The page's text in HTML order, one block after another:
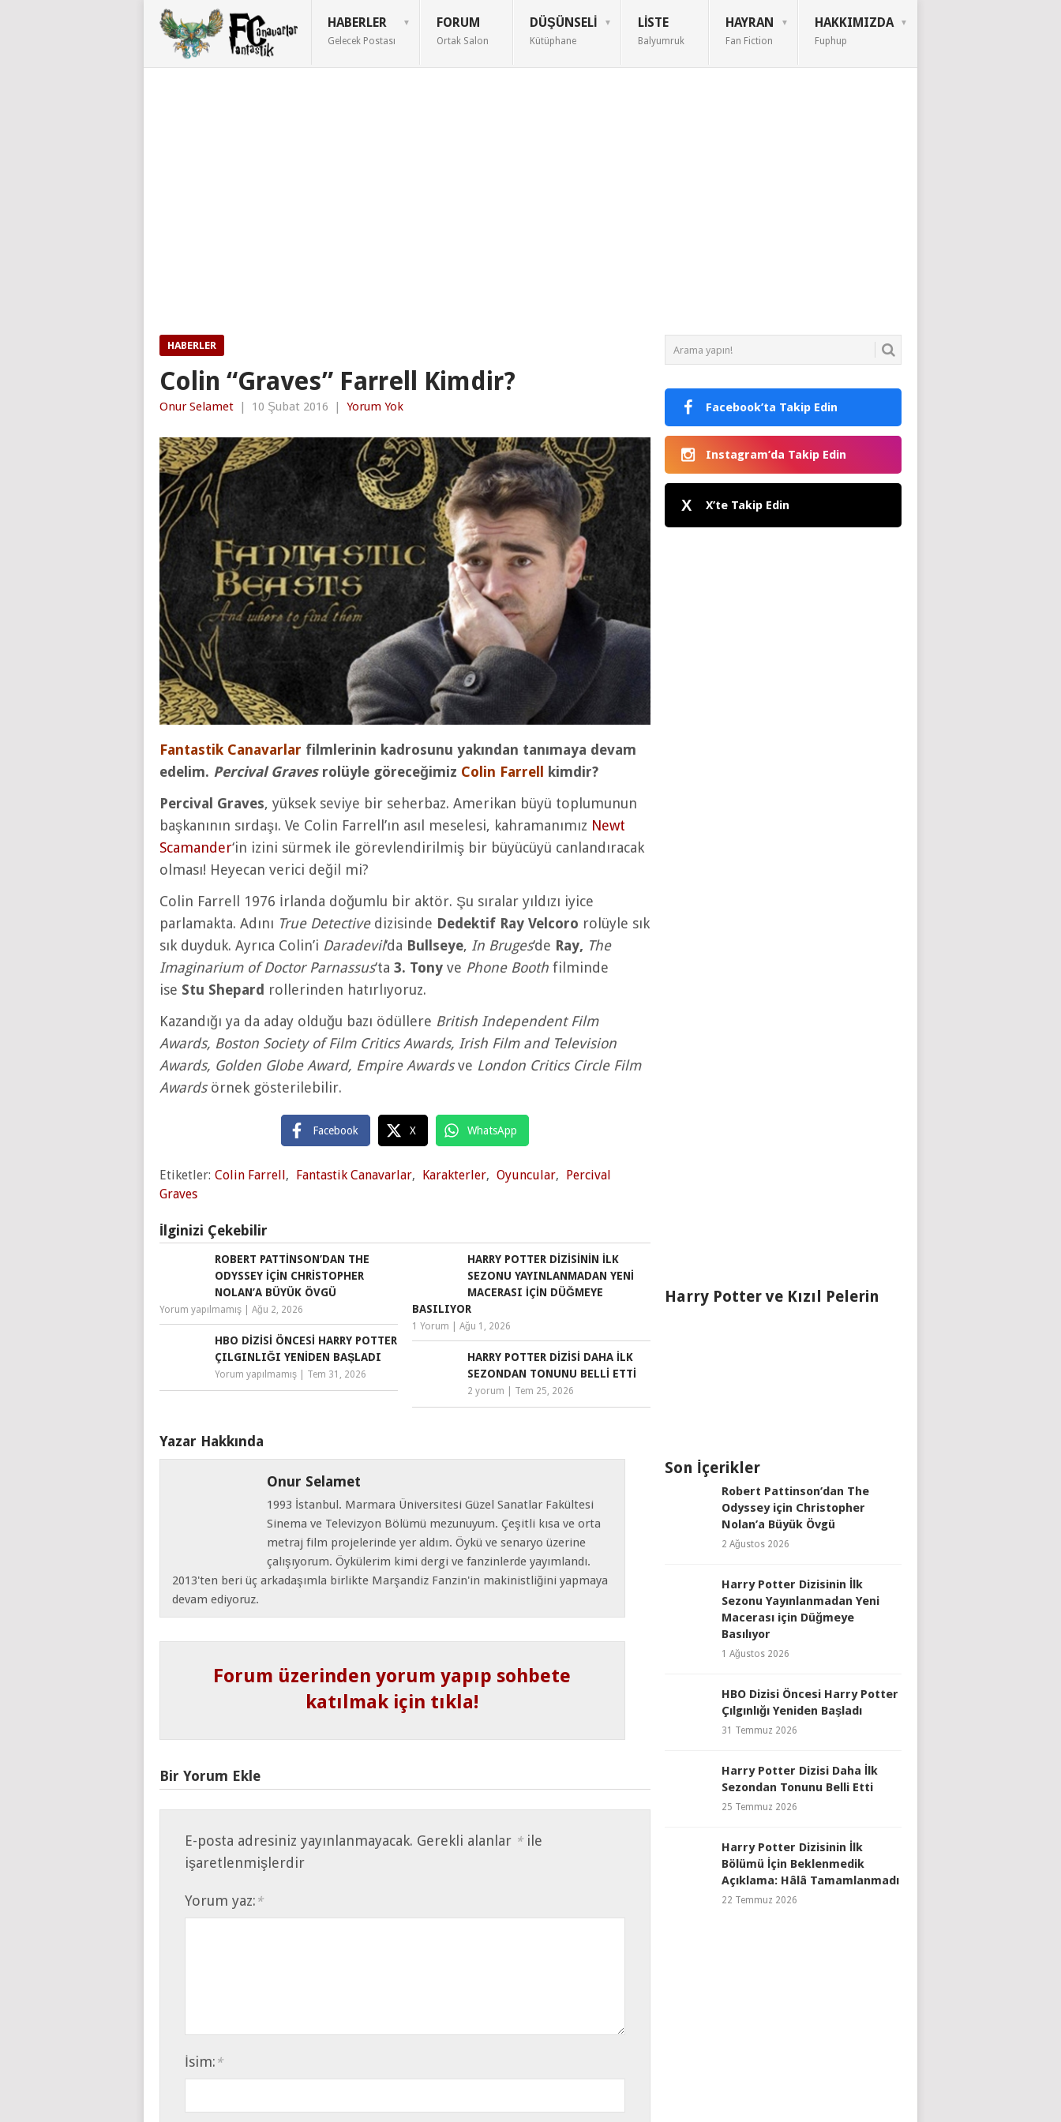
HABERLER
Gelecek Postası
FORUM
Ortak Salon
DÜŞÜNSELI
Kütüphane
LISTE
Balyumruk
HAYRAN
Fan Fiction
HAKKIMIZDA
Fuphup
HABERLER
Colin “Graves” Farrell Kimdir?
Onur Selamet | 10 Şubat 2016 | Yorum Yok
Fantastik Canavarlar filmlerinin kadrosunu yakından tanımaya devam
edelim. Percival Gravesrolüyle göreceğimiz Colin Farrell kimdir?
Percival Graves, yüksek seviye bir seherbaz. Amerikan büyü toplumunun
başkanının sırdaşı. Ve Colin Farrell’ın asıl meselesi, kahramanımız Newt
Scamander‘in izini sürmek ile görevlendirilmiş bir büyücüyü canlandıracak
olması! Heyecan verici değil mi?
Colin Farrell 1976 İrlanda doğumlu bir aktör. Şu sıralar yıldızı iyice
parlamakta. Adını True Detectivedizisinde Dedektif Ray Velcoro rolüyle sık
sık duyduk. Ayrıca Colin’i Daradevil‘da Bullseye, In Bruges‘de Ray, The
Imaginarium of Doctor Parnassus‘ta 3. Tony ve Phone Booth filminde
ise Stu Shepard rollerinden hatırlıyoruz.
Kazandığı ya da aday olduğu bazı ödüllere British Independent Film
Awards, Boston Society of Film Critics Awards, Irish Film and Television
Awards, Golden Globe Award, Empire Awardsve London Critics Circle Film
Awardsörnek gösterilebilir.
Facebook X WhatsApp
Etiketler: Colin Farrell, Fantastik Canavarlar, Karakterler, Oyuncular, Percival
Graves
İlginizi Çekebilir
ROBERT PATTINSON’DAN THE
ODYSSEY IÇIN CHRISTOPHER
NOLAN’A BÜYÜK ÖVGÜ
Yorum yapılmamış Ağu 2, 2026
HARRY POTTER DIZISININ İLK
SEZONU YAYINLANMADAN YENI
MACERASI IÇIN DÜĞMEYE
BASILIYOR
1 Yorum |Ağu 1, 2026
HBO DIZISI ÖNCESI HARRY POTTER
ÇILGINLIĞI YENIDEN BAŞLADI
Yorum yapılmamış Tem 31, 2026
HARRY POTTER DIZISI DAHA İLK
SEZONDAN TONUNU BELLI ETTI
2 yorum Tem 25, 2026
Yazar Hakkında
Onur Selamet
1993 İstanbul. Marmara Üniversitesi Güzel Sanatlar Fakültesi
Sinema ve Televizyon Bölümü mezunuyum. Çeşitli kısa ve orta
metraj film projelerinde yer aldım. Öykü ve senaryo üzerine
çalışıyorum. Öykülerim kimi dergi ve fanzinlerde yayımlandı.
2013'ten beri üç arkadaşımla birlikte Marşandiz Fanzin'in makinistliğini yapmaya
devam ediyoruz.
Forum üzerinden yorum yapıp sohbete
katılmak için tıkla!
Bir Yorum Ekle
E-posta adresiniz yayınlanmayacak. Gerekli alanlar *ile
işaretlenmişlerdir
Yorum yaz: *
İsim: *
Facebook’ta Takip Edin
Instagram’da Takip Edin
X X’te Takip Edin
Harry Potter ve Kızıl Pelerin
Son İçerikler
Robert Pattinson’dan The
Odyssey için Christopher
Nolan’a Büyük Övgü
2 Ağustos 2026
Harry Potter Dizisinin İlk
Sezonu Yayınlanmadan Yeni
Macerası için Düğmeye
Basılıyor
1 Ağustos 2026
HBO Dizisi Öncesi Harry Potter
Çılgınlığı Yeniden Başladı
31 Temmuz 2026
Harry Potter Dizisi Daha İlk
Sezondan Tonunu Belli Etti
25 Temmuz 2026
Harry Potter Dizisinin İlk
Bölümü İçin Beklenmedik
Açıklama: Hâlâ Tamamlanmadı
22 Temmuz 2026